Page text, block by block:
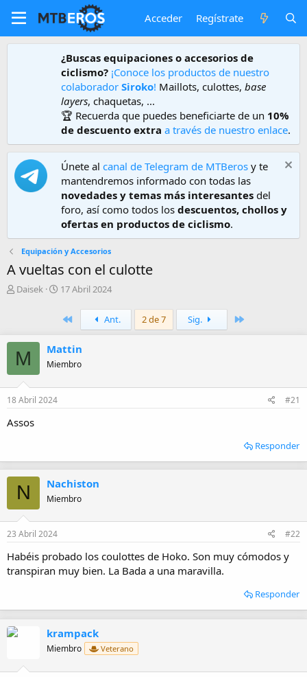
Acceder Regístrate
¿Buscas equipaciones o accesorios de
ciclismo? ¡Conoce los productos de nuestro
colaborador Siroko! Maillots, culottes, base
layers, chaquetas, ...
🏆 Recuerda que puedes beneficiarte de un 10%
de descuento extra a través de nuestro enlace.
Únete al canal de Telegram de MTBeros y te
mantendremos informado con todas las
novedades y temas más interesantes del
foro, así como todos los descuentos, chollos y
ofertas en productos de ciclismo.
Equipación y Accesorios
A vueltas con el culotte
A
Daisek
F
h
d
e
n
17 Abril 2024
PrimeroAnt. 2 de 7 Sig.
M Mattin
Miembro
18 Abril 2024 #21
Assos
Responder
N Nachiston
Miembro
23 Abril 2024 #22
Habéis probado los coulottes de Hoko. Son muy cómodos y
transpiran muy bien. La Bada a una maravilla.
Responder
krampack
Miembro Veterano